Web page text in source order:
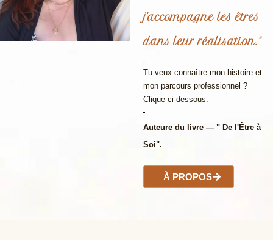
j'accompagne les êtres
dans leur réalisation."
Tu veux connaître mon histoire et
mon parcours professionnel ?
Clique ci-dessous.
Auteure du livre — " De l'Être à
Soi".
À PROPOS